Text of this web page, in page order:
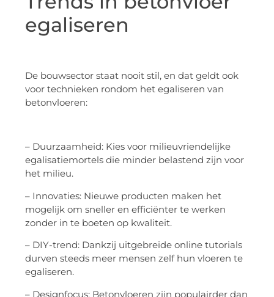
egaliseren
De bouwsector staat nooit stil, en dat geldt ook
voor technieken rondom het egaliseren van
betonvloeren:
– Duurzaamheid: Kies voor milieuvriendelijke
egalisatiemortels die minder belastend zijn voor
het milieu.
– Innovaties: Nieuwe producten maken het
mogelijk om sneller en efficiënter te werken
zonder in te boeten op kwaliteit.
– DIY-trend: Dankzij uitgebreide online tutorials
durven steeds meer mensen zelf hun vloeren te
egaliseren.
– Designfocus: Betonvloeren zijn populairder dan